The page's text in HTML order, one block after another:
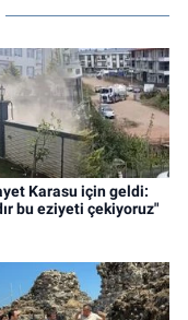
Karasu için geldi:
bu eziyeti çekiyoruz"